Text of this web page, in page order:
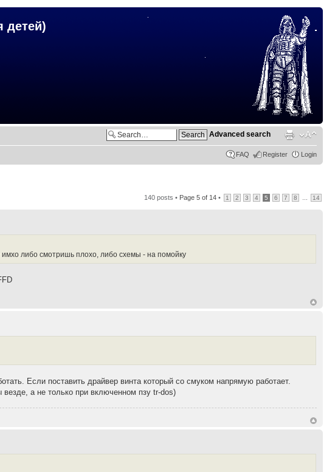
детей)
Advanced search
FAQ Register Login
140 posts • Page 5 of 14 • 1 2 3 4 5 6 7 8 14
либо смотришь плохо, либо схемы - на помойку
Если поставить драйвер винта который со смуком напрямую работает.
а не только при включенном пзу tr-dos)